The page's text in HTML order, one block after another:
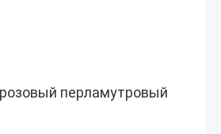
перламутровый